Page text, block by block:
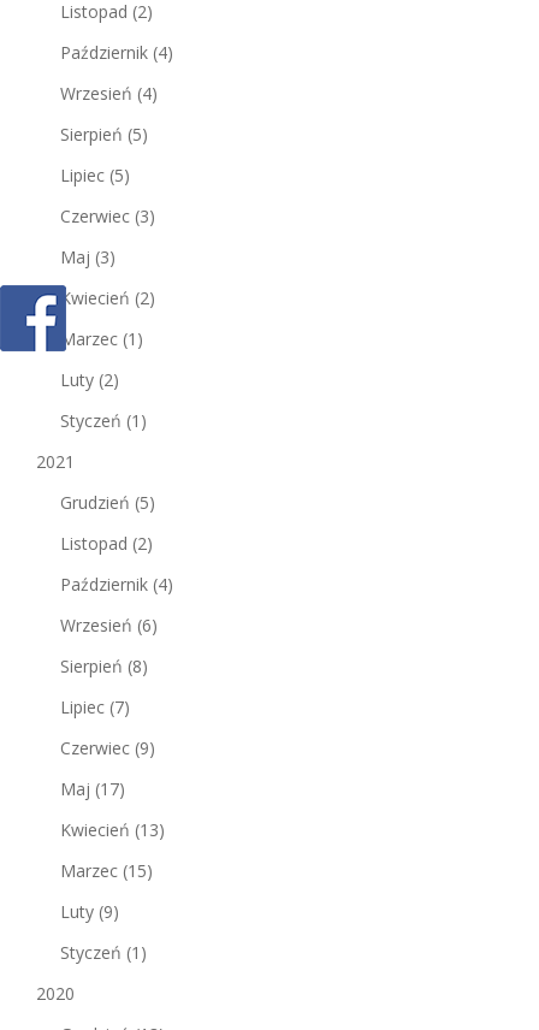
Listopad (2)
Październik (4)
Wrzesień (4)
Sierpień (5)
Lipiec (5)
Czerwiec (3)
Maj (3)
Kwiecień (2)
Marzec (1)
Luty (2)
Styczeń (1)
2021
Grudzień (5)
Listopad (2)
Październik (4)
Wrzesień (6)
Sierpień (8)
Lipiec (7)
Czerwiec (9)
Maj (17)
Kwiecień (13)
Marzec (15)
Luty (9)
Styczeń (1)
2020